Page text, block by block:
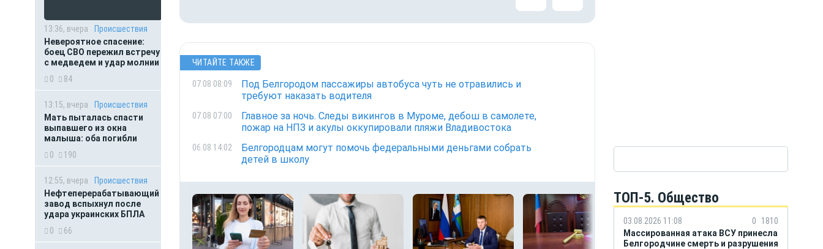
13:36, вчера
Происшествия
Невероятное спасение:
боец СВО пережил встречу
с медведем и удар молнии
0
84
13:15, вчера
Происшествия
Мать пыталась спасти
выпавшего из окна
малыша: оба погибли
0
190
12:55, вчера
Происшествия
Нефтеперерабатывающий
завод вспыхнул после
удара украинских БПЛА
0
66
ЧИТАЙТЕ ТАКЖЕ
07.08 08:09
Под Белгородом пассажиры автобуса чуть не отравились и
требуют наказать водителя
07.08 07:00
Главное за ночь. Следы викингов в Муроме, дебош в самолете,
пожар на НПЗ и акулы оккупировали пляжи Владивостока
06.08 14:02
Белгородцам могут помочь федеральными деньгами собрать
детей в школу
ТОП-5. Общество
03.08.2026 11:08 0
1810
Массированная атака ВСУ принесла
Белгородчине смерть и разрушения